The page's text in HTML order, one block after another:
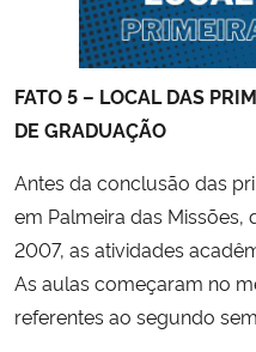
FATO 5 – LOCAL DAS
DE GRADUAÇÃO
Antes da conclusão das
em Palmeira das Missões,
2007, as atividades
As aulas começaram no
referentes ao segundo